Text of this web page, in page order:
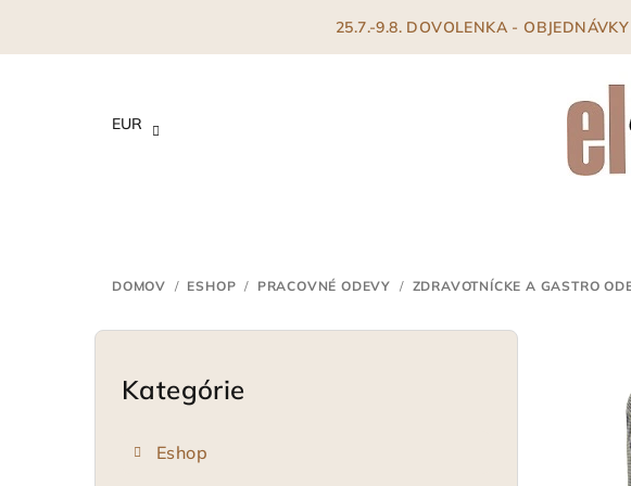
25.7.-9.8. DOVOLENKA -
EUR
DOMOV / ESHOP / PRACOVNÉ ODEVY / ZDRAVOTNÍCKE A GASTRO
B
Preskočiť
kategórie
Kategórie
Eshop